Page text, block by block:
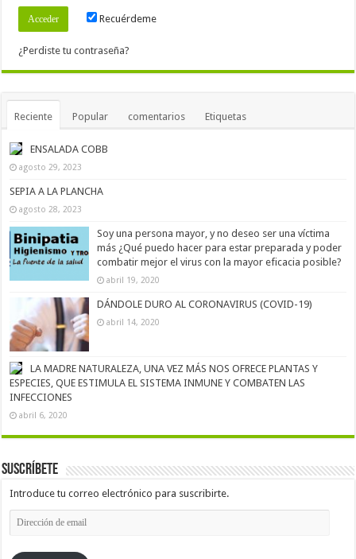
Recuérdeme
¿Perdiste tu contraseña?
Reciente Popular comentarios Etiquetas
ENSALADA COBB
agosto 29, 2023
SEPIA A LA PLANCHA
agosto 28, 2023
Soy una persona mayor, y no deseo ser una víctima
más ¿Qué puedo hacer para estar preparada y poder
combatir mejor el virus con la mayor eficacia posible?
abril 19, 2020
DÁNDOLE DURO AL CORONAVIRUS (COVID-19)
abril 14, 2020
LA MADRE NATURALEZA, UNA VEZ MÁS NOS OFRECE PLANTAS Y
ESPECIES, QUE ESTIMULA EL SISTEMA INMUNE Y COMBATEN LAS
INFECCIONES
abril 6, 2020
Suscríbete
Introduce tu correo electrónico para suscribirte.
Dirección
de